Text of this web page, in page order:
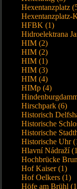
Hexentanzplatz
Hexentanzplatz-
HFBK (1)
Hidroelektrana
HIM (2)
HIM (2)
HIM (1)
HIM (3)
HIM (4)
HIMp (4)
Hirschpark (6)
Historisch
Historische
Historische
Historische Uhr
Hlavní Nádraží
Hochbrücke
Hof Kaiser (1)
Hof Oelkers (1)
Höfe am Brühl